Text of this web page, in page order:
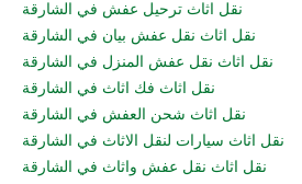
نقل اثاث ترحيل عفش في الشارقة
نقل اثاث نقل عفش بيان في الشارقة
نقل اثاث نقل عفش المنزل في الشارقة
نقل اثاث فك اثاث في الشارقة
نقل اثاث شحن العفش في الشارقة
نقل اثاث سيارات لنقل الاثاث في الشارقة
نقل اثاث نقل عفش واثاث في الشارقة